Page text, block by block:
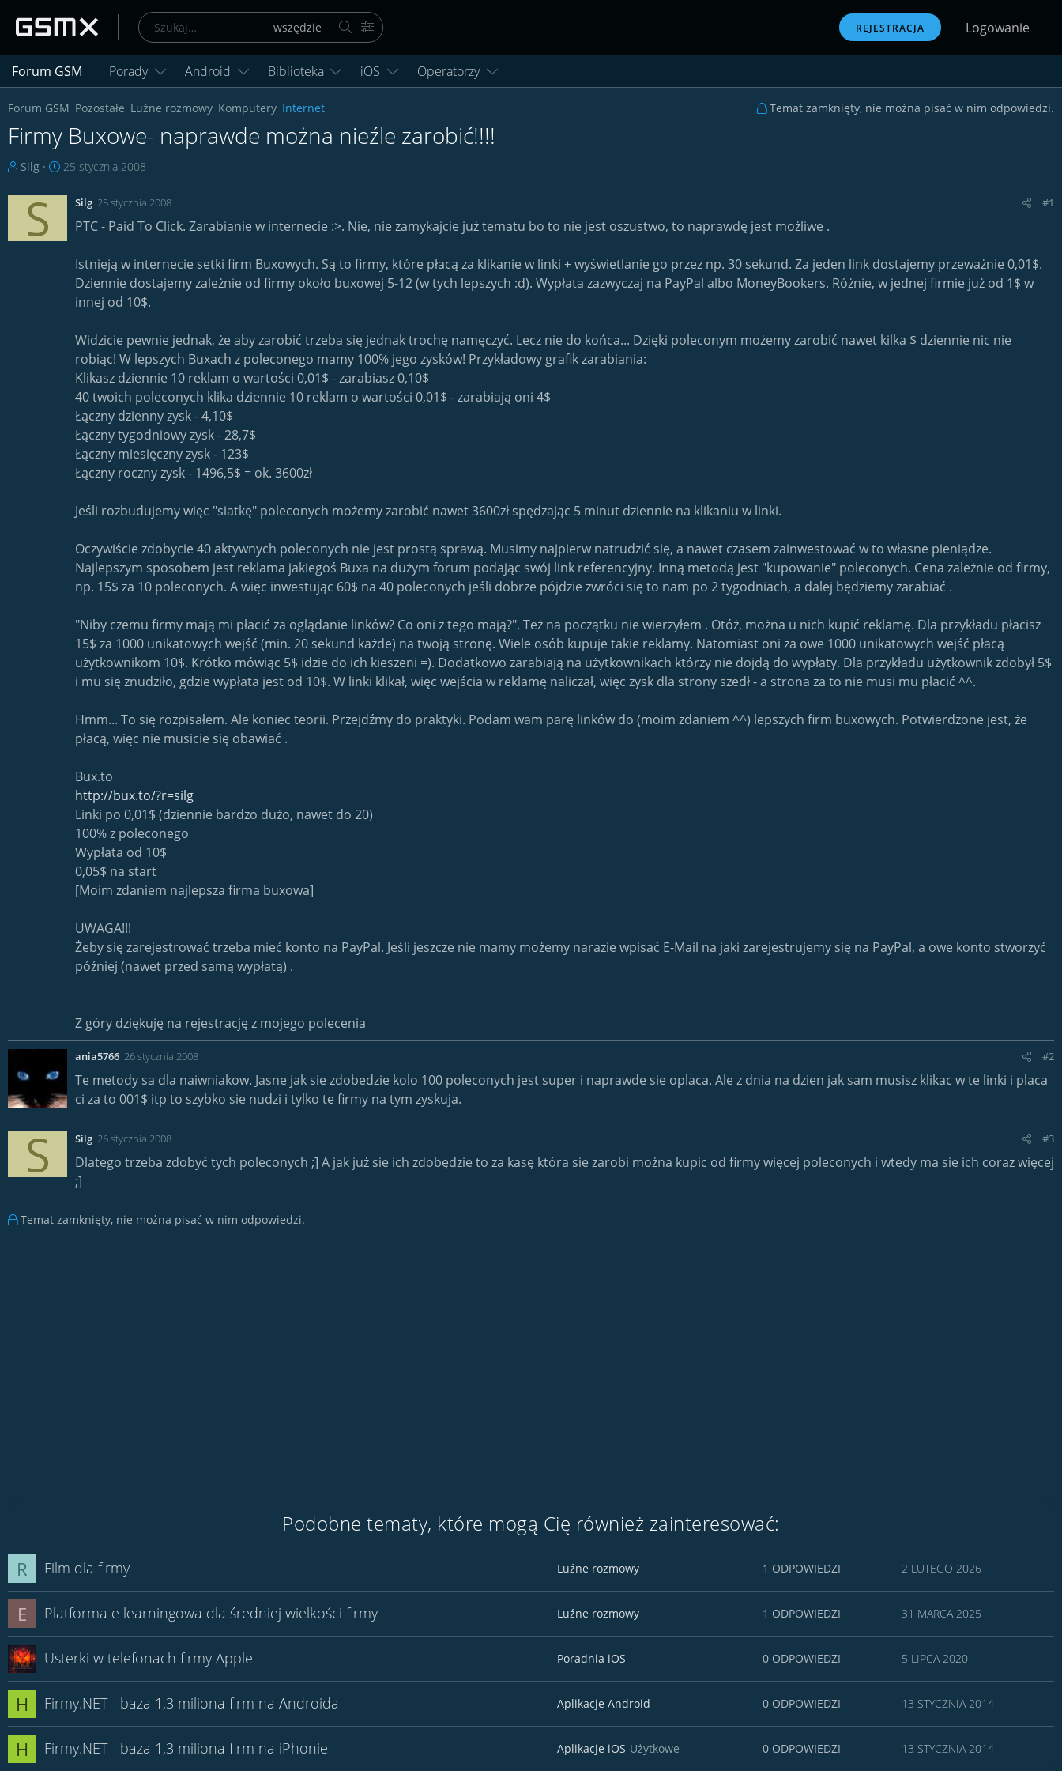
SzukajWięcej opcji… REJESTRACJA Logowanie
Forum GSM Porady Android Biblioteka iOS Operatorzy
Forum GSM Pozostałe Luźne rozmowy Komputery Internet
Firmy Buxowe- naprawde można nieźle zarobić!!!!
T
r
Silg
D
t
25 stycznia 2008
Temat zamknięty, nie można pisać w nim odpowiedzi.
S Silg 25 stycznia 2008 #1
PTC - Paid To Click. Zarabianie w internecie :>. Nie, nie zamykajcie już tematu bo to nie jest oszustwo, to naprawdę jest możliwe .
Istnieją w internecie setki firm Buxowych. Są to firmy, które płacą za klikanie w linki + wyświetlanie go przez np. 30 sekund. Za jeden link dostajemy przeważnie 0,01$.
Dziennie dostajemy zależnie od firmy około buxowej 5-12 (w tych lepszych :d). Wypłata zazwyczaj na PayPal albo MoneyBookers. Różnie, w jednej firmie już od 1$ w
innej od 10$.
Widzicie pewnie jednak, że aby zarobić trzeba się jednak trochę namęczyć. Lecz nie do końca... Dzięki poleconym możemy zarobić nawet kilka $ dziennie nic nie
robiąc! W lepszych Buxach z poleconego mamy 100% jego zysków! Przykładowy grafik zarabiania:
Klikasz dziennie 10 reklam o wartości 0,01$ - zarabiasz 0,10$
40 twoich poleconych klika dziennie 10 reklam o wartości 0,01$ - zarabiają oni 4$
Łączny dzienny zysk - 4,10$
Łączny tygodniowy zysk - 28,7$
Łączny miesięczny zysk - 123$
Łączny roczny zysk - 1496,5$ = ok. 3600zł
Jeśli rozbudujemy więc "siatkę" poleconych możemy zarobić nawet 3600zł spędzając 5 minut dziennie na klikaniu w linki.
Oczywiście zdobycie 40 aktywnych poleconych nie jest prostą sprawą. Musimy najpierw natrudzić się, a nawet czasem zainwestować w to własne pieniądze.
Najlepszym sposobem jest reklama jakiegoś Buxa na dużym forum podając swój link referencyjny. Inną metodą jest "kupowanie" poleconych. Cena zależnie od firmy,
np. 15$ za 10 poleconych. A więc inwestując 60$ na 40 poleconych jeśli dobrze pójdzie zwróci się to nam po 2 tygodniach, a dalej będziemy zarabiać .
"Niby czemu firmy mają mi płacić za oglądanie linków? Co oni z tego mają?". Też na początku nie wierzyłem . Otóż, można u nich kupić reklamę. Dla przykładu płacisz
15$ za 1000 unikatowych wejść (min. 20 sekund każde) na twoją stronę. Wiele osób kupuje takie reklamy. Natomiast oni za owe 1000 unikatowych wejść płacą
użytkownikom 10$. Krótko mówiąc 5$ idzie do ich kieszeni =). Dodatkowo zarabiają na użytkownikach którzy nie dojdą do wypłaty. Dla przykładu użytkownik zdobył 5$
i mu się znudziło, gdzie wypłata jest od 10$. W linki klikał, więc wejścia w reklamę naliczał, więc zysk dla strony szedł - a strona za to nie musi mu płacić ^^.
Hmm... To się rozpisałem. Ale koniec teorii. Przejdźmy do praktyki. Podam wam parę linków do (moim zdaniem ^^) lepszych firm buxowych. Potwierdzone jest, że
płacą, więc nie musicie się obawiać .
Bux.to
http://bux.to/?r=silg
Linki po 0,01$ (dziennie bardzo dużo, nawet do 20)
100% z poleconego
Wypłata od 10$
0,05$ na start
[Moim zdaniem najlepsza firma buxowa]
UWAGA!!!
Żeby się zarejestrować trzeba mieć konto na PayPal. Jeśli jeszcze nie mamy możemy narazie wpisać E-Mail na jaki zarejestrujemy się na PayPal, a owe konto stworzyć
później (nawet przed samą wypłatą) .
Z góry dziękuję na rejestrację z mojego polecenia
ania5766 26 stycznia 2008 #2
Te metody sa dla naiwniakow. Jasne jak sie zdobedzie kolo 100 poleconych jest super i naprawde sie oplaca. Ale z dnia na dzien jak sam musisz klikac w te linki i placa
ci za to 001$ itp to szybko sie nudzi i tylko te firmy na tym zyskuja.
S Silg 26 stycznia 2008 #3
Dlatego trzeba zdobyć tych poleconych ;] A jak już sie ich zdobędzie to za kasę która sie zarobi można kupic od firmy więcej poleconych i wtedy ma sie ich coraz więcej
;]
Temat zamknięty, nie można pisać w nim odpowiedzi.
Podobne tematy, które mogą Cię również zainteresować:
R Film dla firmy Luźne rozmowy 1 ODPOWIEDZI 2 LUTEGO 2026
E Platforma e learningowa dla średniej wielkości firmy Luźne rozmowy 1 ODPOWIEDZI 31 MARCA 2025
Usterki w telefonach firmy Apple Poradnia iOS 0 ODPOWIEDZI 5 LIPCA 2020
H Firmy.NET - baza 1,3 miliona firm na Androida Aplikacje Android 0 ODPOWIEDZI 13 STYCZNIA 2014
H Firmy.NET - baza 1,3 miliona firm na iPhonie Aplikacje iOS Użytkowe 0 ODPOWIEDZI 13 STYCZNIA 2014